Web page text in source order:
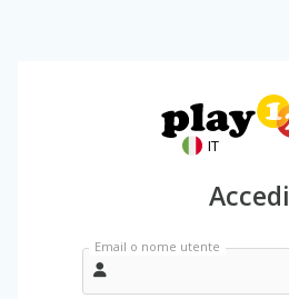
IT
Accedi
Email o nome utente